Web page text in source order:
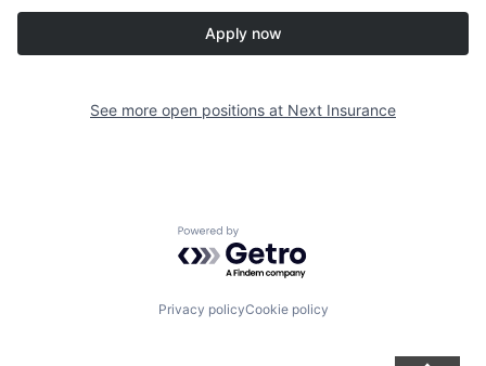
Apply now
See more open positions at Next Insurance
Powered by Getro.com
Privacy policyCookie policy